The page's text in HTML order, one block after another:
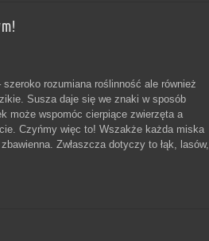
rozumiana roślinność ale również
Susza daje się we znaki w sposób
może wspomóc cierpiące zwierzęta a
Czyńmy więc to! Wszakże każda miska
Zwłaszcza dotyczy to łąk, lasów,